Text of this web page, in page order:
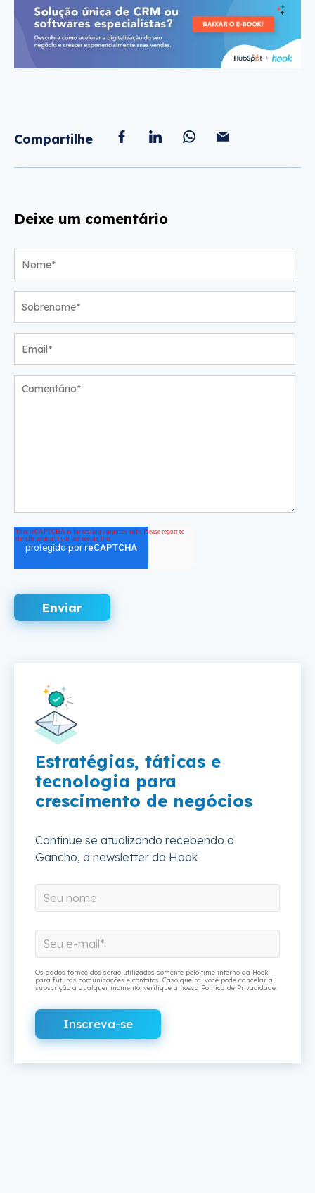
Compartilhe
Deixe um comentário
Estratégias, táticas e
tecnologia para
crescimento de negócios
Continue se atualizando recebendo o
Gancho, a newsletter da Hook
Os dados fornecidos serão utilizados somente pelo time interno da Hook
para futuras comunicações e contatos. Caso queira, você pode cancelar a
subscrição a qualquer momento, verifique a nossa Política de Privacidade.